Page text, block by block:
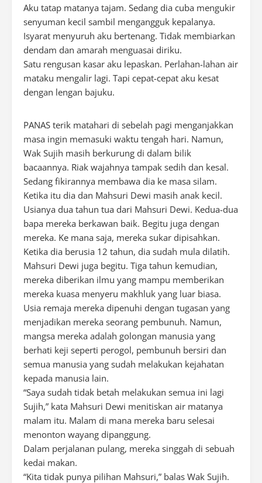
Aku tatap matanya tajam. Sedang dia cuba mengukir
senyuman kecil sambil mengangguk kepalanya.
Isyarat menyuruh aku bertenang. Tidak membiarkan
dendam dan amarah menguasai diriku.
Satu rengusan kasar aku lepaskan. Perlahan-lahan air
mataku mengalir lagi. Tapi cepat-cepat aku kesat
dengan lengan bajuku.
PANAS terik matahari di sebelah pagi menganjakkan
masa ingin memasuki waktu tengah hari. Namun,
Wak Sujih masih berkurung di dalam bilik
bacaannya. Riak wajahnya tampak sedih dan kesal.
Sedang fikirannya membawa dia ke masa silam.
Ketika itu dia dan Mahsuri Dewi masih anak kecil.
Usianya dua tahun tua dari Mahsuri Dewi. Kedua-dua
bapa mereka berkawan baik. Begitu juga dengan
mereka. Ke mana saja, mereka sukar dipisahkan.
Ketika dia berusia 12 tahun, dia sudah mula dilatih.
Mahsuri Dewi juga begitu. Tiga tahun kemudian,
mereka diberikan ilmu yang mampu memberikan
mereka kuasa menyeru makhluk yang luar biasa.
Usia remaja mereka dipenuhi dengan tugasan yang
menjadikan mereka seorang pembunuh. Namun,
mangsa mereka adalah golongan manusia yang
berhati keji seperti perogol, pembunuh bersiri dan
semua manusia yang sudah melakukan kejahatan
kepada manusia lain.
“Saya sudah tidak betah melakukan semua ini lagi
Sujih,” kata Mahsuri Dewi menitiskan air matanya
malam itu. Malam di mana mereka baru selesai
menonton wayang dipanggung.
Dalam perjalanan pulang, mereka singgah di sebuah
kedai makan.
“Kita tidak punya pilihan Mahsuri,” balas Wak Sujih.